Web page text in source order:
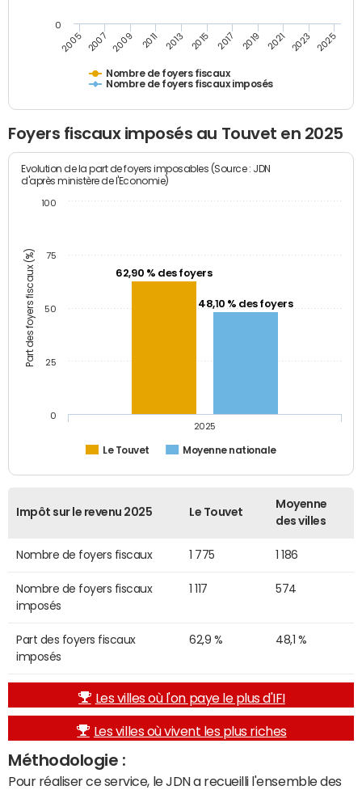
Nombre de foyers fiscaux
Nombre de foyers fiscaux imposés
2005 2007 2009 2011 2013 2015 2017 2019 2021 2023 2025
0
Foyers fiscaux imposés au Touvet en 2025
Part des foyers fiscaux (%)
Evolution de la part de foyers imposables (Source : JDN
d'après ministère de l'Economie)
62,90 % des foyers
48,10 % des foyers
Le Touvet Moyenne nationale
2025
0
25
50
75
100
Impôt sur le revenu 2025 Le Touvet
Moyenne
des villes
Nombre de foyers fiscaux 1 775 1 186
Nombre de foyers fiscaux
imposés
1 117 574
Part des foyers fiscaux
imposés
62,9 % 48,1 %
Les villes où l'on paye le plus d'IFI
Les villes où vivent les plus riches
Méthodologie :
Pour réaliser ce service, le JDN a recueilli l'ensemble des